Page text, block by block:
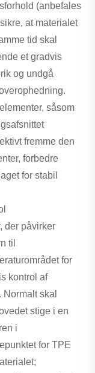
(anbefales
at materialet
tid skal
et gradvis
og undgå
såsom
fremme den
forbedre
for stabil
der påvirker
til
for
kontrol af
skal
stige i en
i
for TPE